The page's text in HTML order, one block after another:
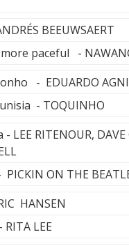
BEEUWSAERT
paceful -
- EDUARDO AGNI
- TOQUINHO
LEE RITENOUR, DAVE
ON THE
HANSEN
LEE